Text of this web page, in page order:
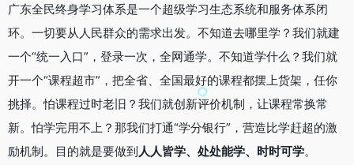
广东全民终身学习体系是一个超级学习生态系统和服务体系闭
环。一切要从人民群众的需求出发。不知道去哪里学？我们就建
一个“统一入口”，登录一次，全网通学。不知道学什么？我们就
开一个“课程超市”，把全省、全国最好的课程都摆上货架，任你
挑择。怕课程过时老旧？我们就创新评价机制，让课程常换常
新。怕学完用不上？那我们打通“学分银行”，营造比学赶超的激
励机制。目的就是要做到 人人皆学、处处能学、时时可学。